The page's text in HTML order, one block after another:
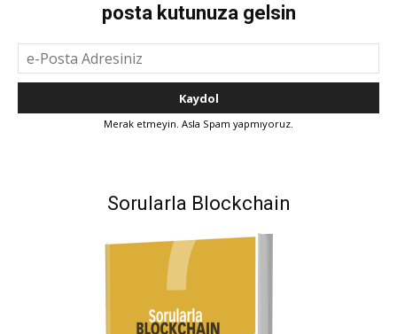
posta kutunuza gelsin
Merak etmeyin. Asla Spam yapmıyoruz.
Sorularla Blockchain